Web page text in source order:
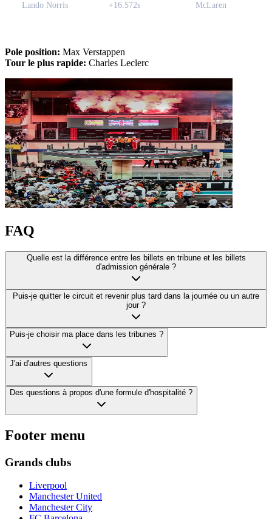
Lando Norris +16.572s McLaren
Pole position: Max Verstappen
Tour le plus rapide: Charles Leclerc
FAQ
Quelle est la différence entre les billets en tribune et les billets
d'admission générale ?
Puis-je quitter le circuit et revenir plus tard dans la journée ou un autre
jour ?
Puis-je choisir ma place dans les tribunes ?
J'ai d'autres questions
Des questions à propos d'une formule d'hospitalité ?
Footer menu
Grands clubs
Liverpool
Manchester United
Manchester City